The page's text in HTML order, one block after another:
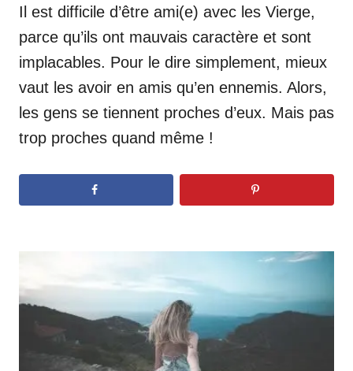
Il est difficile d’être ami(e) avec les Vierge,
parce qu’ils ont mauvais caractère et sont
implacables. Pour le dire simplement, mieux
vaut les avoir en amis qu’en ennemis. Alors,
les gens se tiennent proches d’eux. Mais pas
trop proches quand même !
a